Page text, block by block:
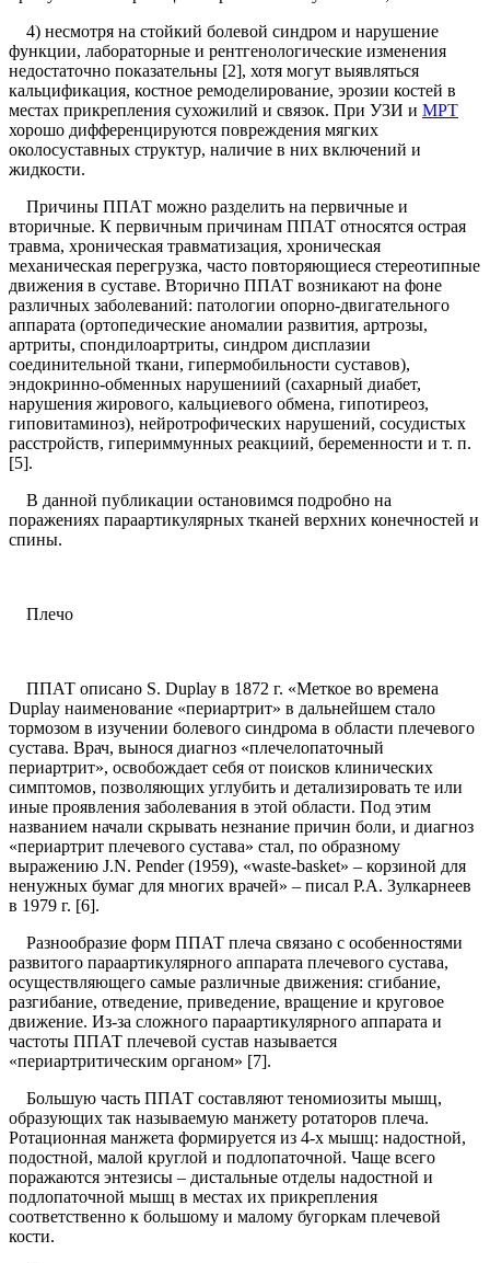
4) несмотря на стойкий болевой синдром и нарушение
функции, лабораторные и рентгенологические изменения
недостаточно показательны [2], хотя могут выявляться
кальцификация, костное ремоделирование, эрозии костей в
местах прикрепления сухожилий и связок. При УЗИ и МРТ
хорошо дифференцируются повреждения мягких
околосуставных структур, наличие в них включений и
жидкости.
Причины ППАТ можно разделить на первичные и
вторичные. К первичным причинам ППАТ относятся острая
травма, хроническая травматизация, хроническая
механическая перегрузка, часто повторяющиеся стереотипные
движения в суставе. Вторично ППАТ возникают на фоне
различных заболеваний: патологии опорно-двигательного
аппарата (ортопедические аномалии развития, артрозы,
артриты, спондилоартриты, синдром дисплазии
соединительной ткани, гипермобильности суставов),
эндокринно-обменных нарушениий (сахарный диабет,
нарушения жирового, кальциевого обмена, гипотиреоз,
гиповитаминоз), нейротрофических нарушений, сосудистых
расстройств, гипериммунных реакциий, беременности и т. п.
[5].
В данной публикации остановимся подробно на
поражениях параартикулярных тканей верхних конечностей и
спины.
Плечо
ППАТ описано S. Duplay в 1872 г. «Меткое во времена
Duplay наименование «периартрит» в дальнейшем стало
тормозом в изучении болевого синдрома в области плечевого
сустава. Врач, вынося диагноз «плечелопаточный
периартрит», освобождает себя от поисков клинических
симптомов, позволяющих углубить и детализировать те или
иные проявления заболевания в этой области. Под этим
названием начали скрывать незнание причин боли, и диагноз
«периартрит плечевого сустава» стал, по образному
выражению J.N. Pender (1959), «waste-basket» – корзиной для
ненужных бумаг для многих врачей» – писал Р.А. Зулкарнеев
в 1979 г. [6].
Разнообразие форм ППАТ плеча связано с особенностями
развитого параартикулярного аппарата плечевого сустава,
осуществляющего самые различные движения: сгибание,
разгибание, отведение, приведение, вращение и круговое
движение. Из-за сложного параартикулярного аппарата и
частоты ППАТ плечевой сустав называется
«периартритическим органом» [7].
Большую часть ППАТ составляют теномиозиты мышц,
образующих так называемую манжету ротаторов плеча.
Ротационная манжета формируется из 4-х мышц: надостной,
подостной, малой круглой и подлопаточной. Чаще всего
поражаются энтезисы – дистальные отделы надостной и
подлопаточной мышц в местах их прикрепления
соответственно к большому и малому бугоркам плечевой
кости.